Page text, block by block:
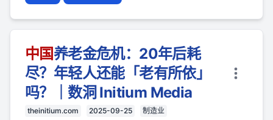
中国养老金危机：20年后耗
尽？年轻人还能「老有所依」
吗？｜数洞 Initium Media
theinitium.com 2025-09-25 制造业